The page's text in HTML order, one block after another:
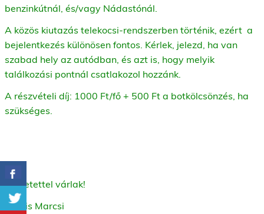
benzinkútnál, és/vagy Nádastónál.
A közös kiutazás telekocsi-rendszerben történik, ezért a
bejelentkezés különösen fontos. Kérlek, jelezd, ha van
szabad hely az autódban, és azt is, hogy melyik
találkozási pontnál csatlakozol hozzánk.
A részvételi díj: 1000 Ft/fő + 500 Ft a botkölcsönzés, ha
szükséges.
Szeretettel várlak!
Kocsis Marcsi